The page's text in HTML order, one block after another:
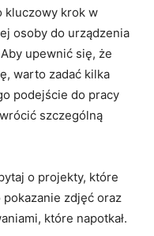
kluczowy krok w
osoby do urządzenia
upewnić się, że
warto zadać​ kilka
podejście do pracy
szczególną
o⁣ projekty, które
pokazanie zdjęć ⁤oraz
które ⁣napotkał.